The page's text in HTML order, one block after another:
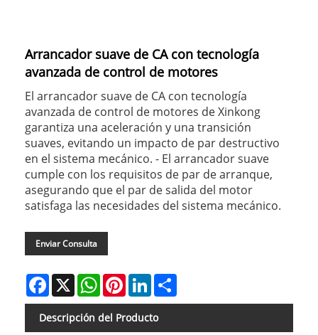
Arrancador suave de CA con tecnología
avanzada de control de motores
El arrancador suave de CA con tecnología
avanzada de control de motores de Xinkong
garantiza una aceleración y una transición
suaves, evitando un impacto de par destructivo
en el sistema mecánico. - El arrancador suave
cumple con los requisitos de par de arranque,
asegurando que el par de salida del motor
satisfaga las necesidades del sistema mecánico.
Enviar Consulta
Facebook
X WhatsAppPinterestLinkedIn
Descripción del Producto